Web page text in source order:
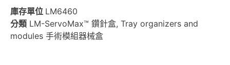
庫存單位 LM6460
分類 LM-ServoMax™ 鑽針盒, Tray organizers and
modules 手術模組器械盒